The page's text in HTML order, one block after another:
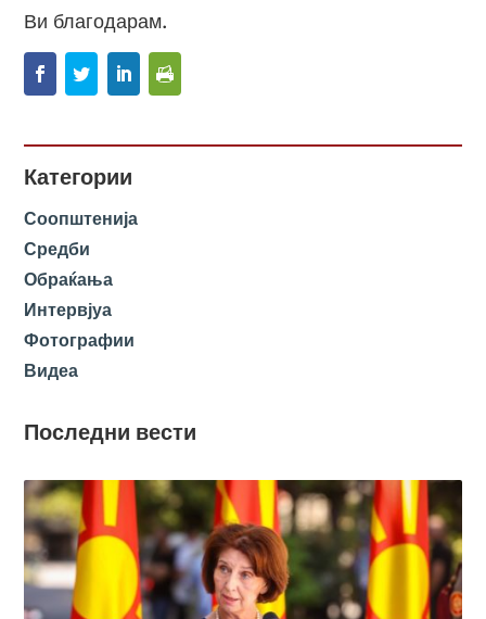
Ви благодарам.
Категории
Соопштенија
Средби
Обраќања
Интервјуа
Фотографии
Видеа
Последни вести